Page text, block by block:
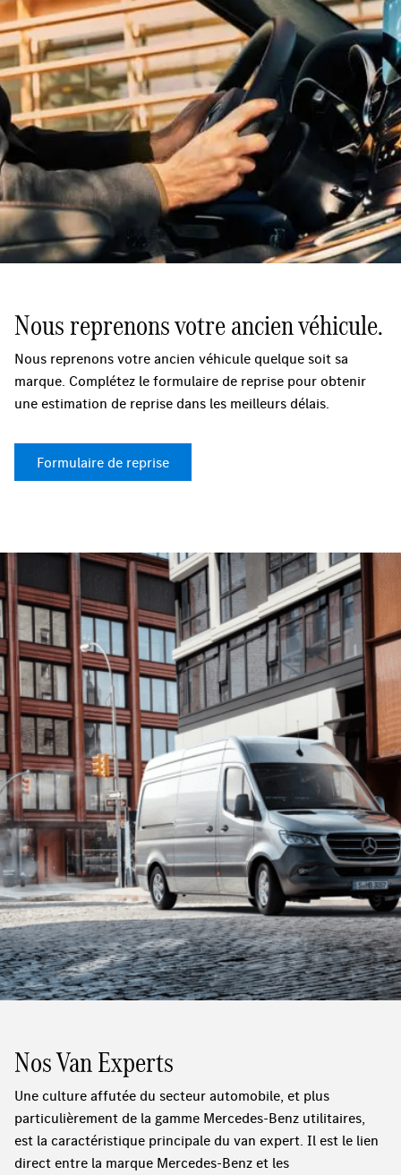
Nous reprenons votre ancien véhicule.
Nous reprenons votre ancien véhicule quelque soit sa
marque. Complétez le formulaire de reprise pour obtenir
une estimation de reprise dans les meilleurs délais.
Formulaire de reprise
Nos Van Experts
Une culture affutée du secteur automobile, et plus
particulièrement de la gamme Mercedes-Benz utilitaires,
est la caractéristique principale du van expert. Il est le lien
direct entre la marque Mercedes-Benz et les